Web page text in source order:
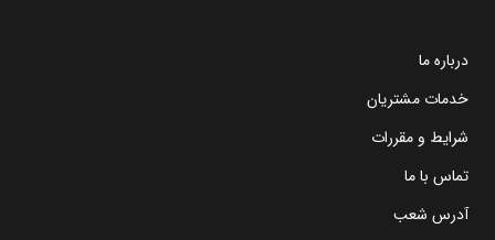
درباره ما
خدمات مشتریان
شرایط و مقررات
تماس با ما
آدرس شعب